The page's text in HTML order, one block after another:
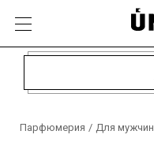
Парфюмерия / Для мужчин